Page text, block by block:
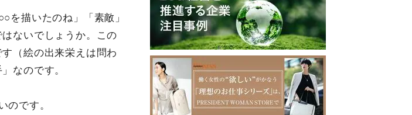
を描いたのね」「素敵」
ないでしょうか。この
（絵の出来栄えは問わ
なのです。
のです。